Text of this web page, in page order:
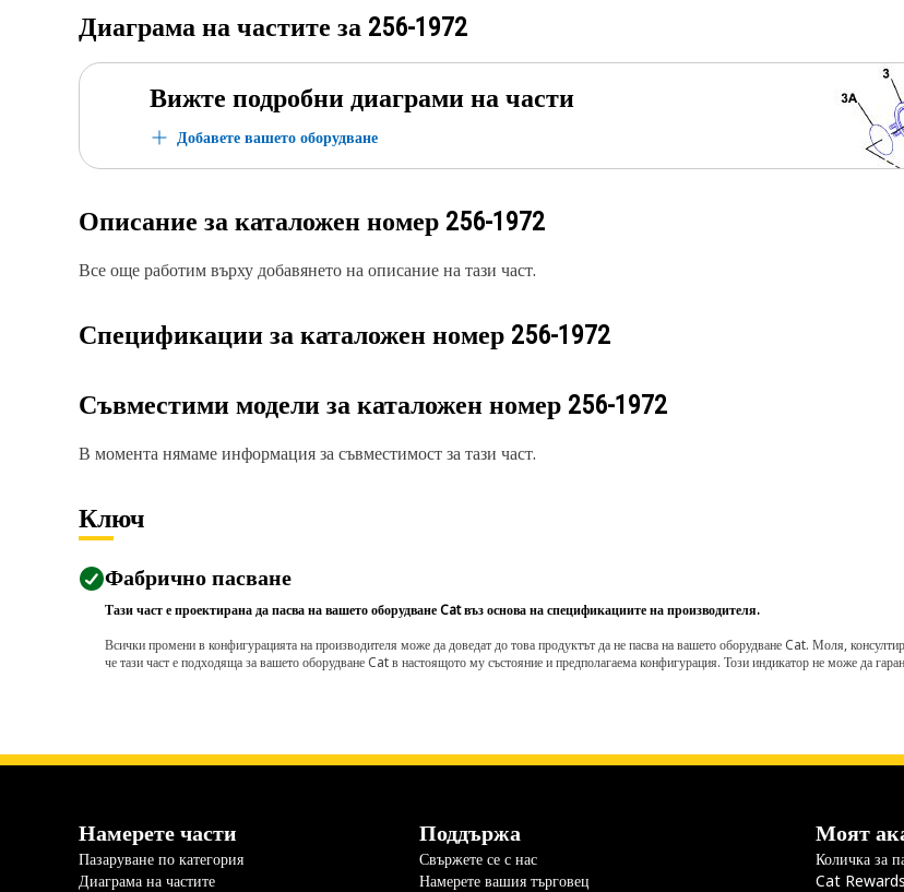
Диаграма на частите за 256-1972
Вижте подробни диаграми на части
Добавете вашето оборудване
Описание за каталожен номер 256-1972
Все още работим върху добавянето на описание на тази част.
Спецификации за каталожен номер 256-1972
Съвместими модели за каталожен номер 256-1972
В момента нямаме информация за съвместимост за тази част.
Ключ
Фабрично пасване
Тази част е проектирана да пасва на вашето оборудване Cat въз основа на спецификациите на производителя.
Всички промени в конфигурацията на производителя може да доведат до това продуктът да не пасва на вашето оборудване Cat. Моля,
че тази част е подходяща за вашето оборудване Cat в настоящото му състояние и предполагаема конфигурация. Този индикатор не може да
Намерете части
Пазаруване по категория
Диаграма на частите
Поддържа
Свържете се с нас
Намерете вашия търговец
Моят
Количка за
Cat Rewards